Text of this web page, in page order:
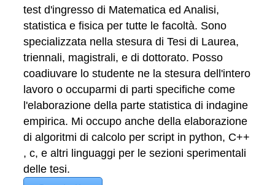
test d'ingresso di Matematica ed Analisi,
statistica e fisica per tutte le facoltà. Sono
specializzata nella stesura di Tesi di Laurea,
triennali, magistrali, e di dottorato. Posso
coadiuvare lo studente ne la stesura dell'intero
lavoro o occuparmi di parti specifiche come
l'elaborazione della parte statistica di indagine
empirica. Mi occupo anche della elaborazione
di algoritmi di calcolo per script in python, C++
, c, e altri linguaggi per le sezioni sperimentali
delle tesi.